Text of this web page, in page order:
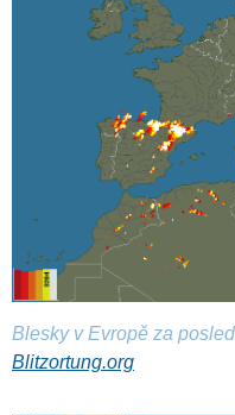
Blesky v Evropě za
Blitzortung.org